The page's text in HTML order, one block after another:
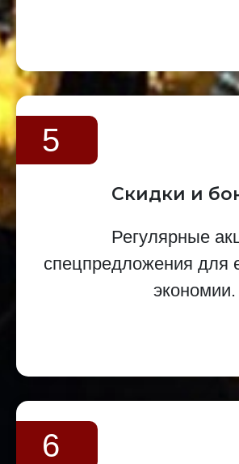
5
Скидки и
Регулярные
спецпредложения для
экономии.
6